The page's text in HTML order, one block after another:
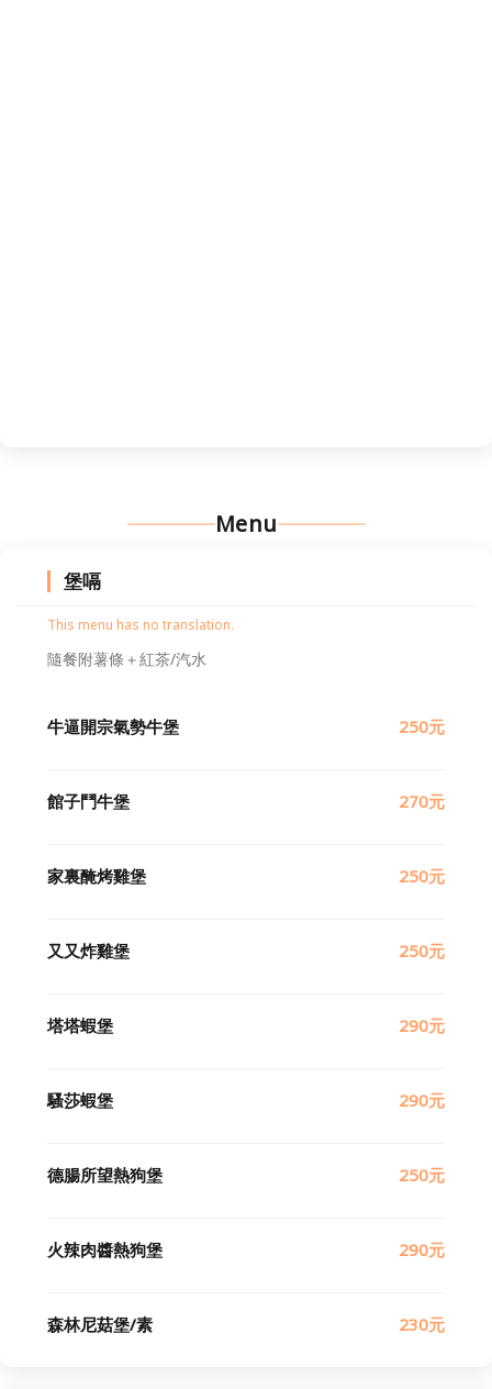
Menu
堡嗝
This menu has no translation.
隨餐附薯條＋紅茶/汽水
牛逼開宗氣勢牛堡 250元
館子鬥牛堡 270元
家裏醃烤雞堡 250元
又又炸雞堡 250元
塔塔蝦堡 290元
騷莎蝦堡 290元
德腸所望熱狗堡 250元
火辣肉醬熱狗堡 290元
森林尼菇堡/素 230元